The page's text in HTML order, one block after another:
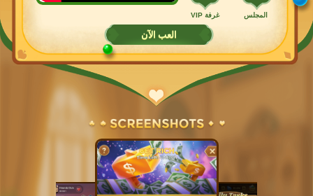
غرفة VIP المجلس
العب الآن